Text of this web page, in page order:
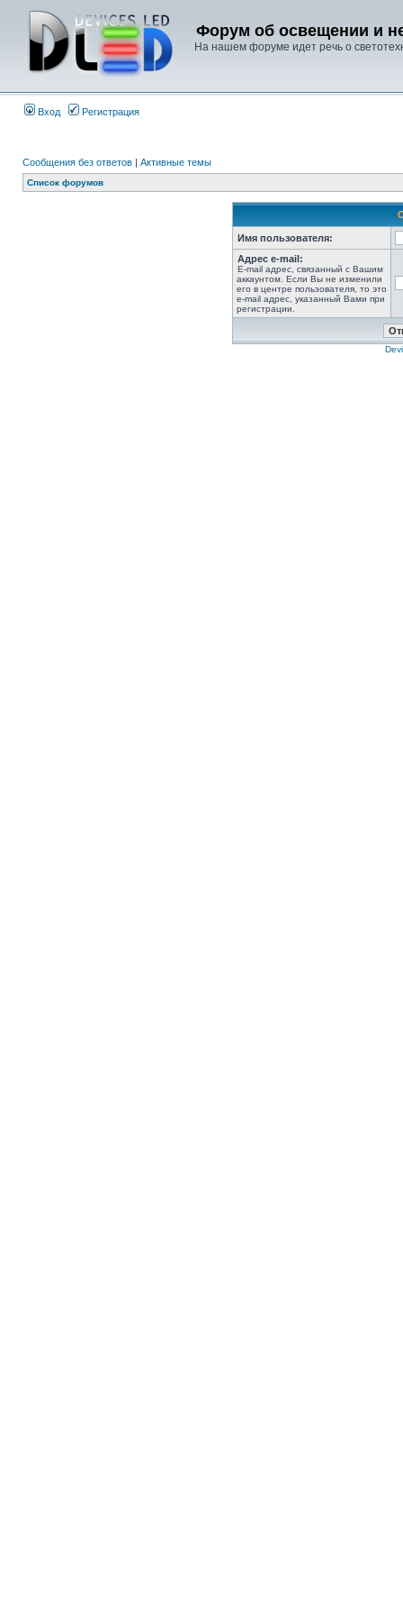
Форум об освещении и
На нашем форуме идет речь о
Вход Регистрация
Сообщения без ответов | Активные темы
Список форумов
Имя пользователя:
Адрес e-mail:
E-mail адрес, связанный с Вашим
аккаунтом. Если Вы не изменили
его в центре пользователя, то это
e-mail адрес, указанный Вами при
регистрации.